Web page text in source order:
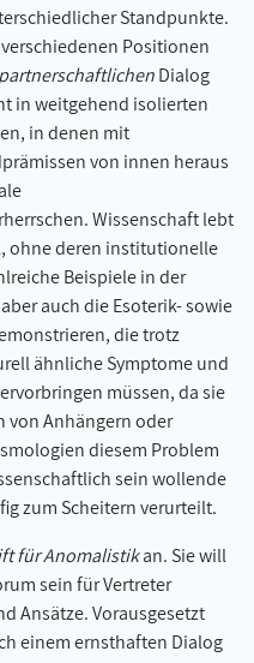
Standpunkte.
Positionen
partnerschaftlichenDialog
in weitgehend isolierten
in denen mit
von innen heraus
Wissenschaft lebt
ohne deren institutionelle
Beispiele in der
auch die Esoterik- sowie
die trotz
ähnliche Symptome und
müssen, da sie
von Anhängern oder
diesem Problem
sein wollende
zum Scheitern verurteilt.
für Anomalistikan. Sie will
sein für Vertreter
Ansätze. Vorausgesetzt
einem ernsthaften Dialog